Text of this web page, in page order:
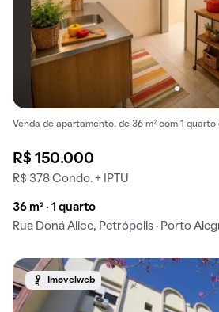
Venda de apartamento, de 36 m² com 1 quarto
R$ 150.000
R$ 378 Condo. + IPTU
36 m² · 1 quarto
Rua Doná Alice, Petrópolis · Porto
Imovelweb